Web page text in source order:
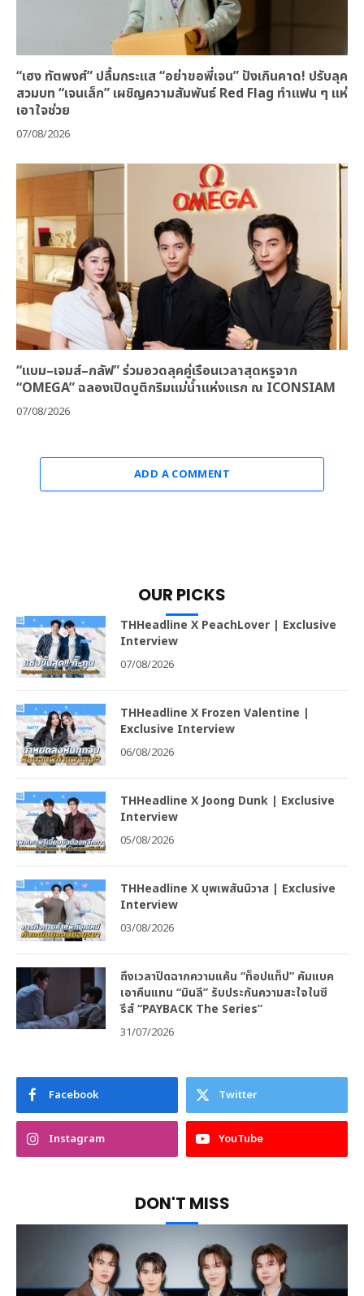
“เฮง ทัตพงศ์” ปลื้มกระแส “อย่าขอพี่เจน” ปังเกินคาด! ปรับลุค
สวมบท “เจนเล็ก” เผชิญความสัมพันธ์ Red Flag ทำแฟน ๆ แห่
เอาใจช่วย
07/08/2026
“แบม–เจมส์–กลัฟ” ร่วมอวดลุคคู่เรือนเวลาสุดหรูจาก
“OMEGA” ฉลองเปิดบูติกริมแม่น้ำแห่งแรก ณ ICONSIAM
07/08/2026
ADD A COMMENT
OUR PICKS
THHeadline X PeachLover | Exclusive
Interview
07/08/2026
THHeadline X Frozen Valentine |
Exclusive Interview
06/08/2026
THHeadline X Joong Dunk | Exclusive
Interview
05/08/2026
THHeadline X บุพเพสันนิวาส | Exclusive
Interview
03/08/2026
ถึงเวลาปิดฉากความแค้น “ท็อปแท็ป” คัมแบค
เอาคืนแทน “มินลี” รับประกันความสะใจในซี
รีส์ “PAYBACK The Series”
31/07/2026
Facebook Twitter
Instagram YouTube
DON'T MISS